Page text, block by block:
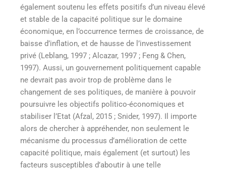
également soutenu les effets positifs d’un niveau élevé
et stable de la capacité politique sur le domaine
économique, en l’occurrence termes de croissance, de
baisse d’inflation, et de hausse de l’investissement
privé (Leblang, 1997 ; Alcazar, 1997 ; Feng & Chen,
1997). Aussi, un gouvernement politiquement capable
ne devrait pas avoir trop de problème dans le
changement de ses politiques, de manière à pouvoir
poursuivre les objectifs politico-économiques et
stabiliser l’Etat (Afzal, 2015 ; Snider, 1997). Il importe
alors de chercher à appréhender, non seulement le
mécanisme du processus d’amélioration de cette
capacité politique, mais également (et surtout) les
facteurs susceptibles d’aboutir à une telle